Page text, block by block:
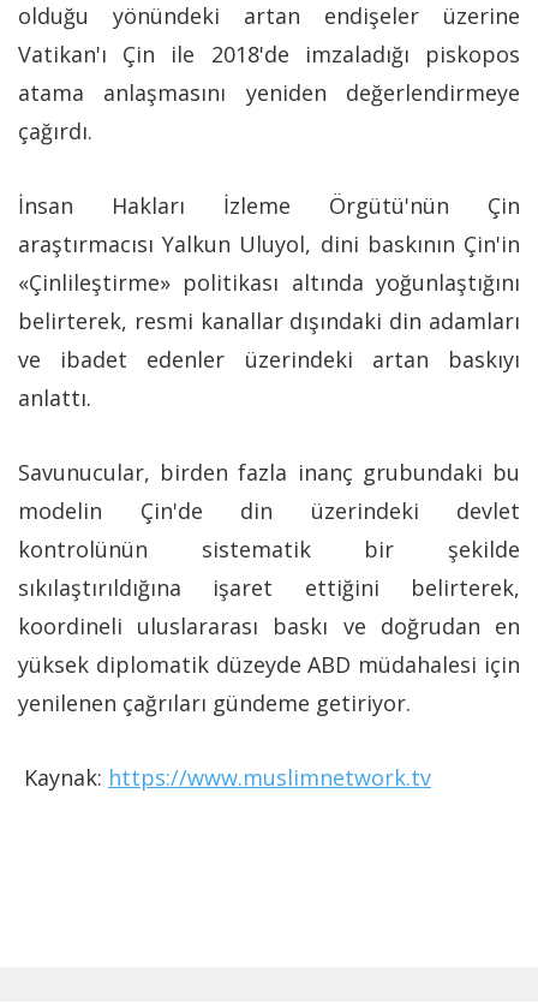
olduğu yönündeki artan endişeler üzerine
Vatikan'ı Çin ile 2018'de imzaladığı piskopos
atama anlaşmasını yeniden değerlendirmeye
çağırdı.
İnsan Hakları İzleme Örgütü'nün Çin
araştırmacısı Yalkun Uluyol, dini baskının Çin'in
«Çinlileştirme» politikası altında yoğunlaştığını
belirterek, resmi kanallar dışındaki din adamları
ve ibadet edenler üzerindeki artan baskıyı
anlattı.
Savunucular, birden fazla inanç grubundaki bu
modelin Çin'de din üzerindeki devlet
kontrolünün sistematik bir şekilde
sıkılaştırıldığına işaret ettiğini belirterek,
koordineli uluslararası baskı ve doğrudan en
yüksek diplomatik düzeyde ABD müdahalesi için
yenilenen çağrıları gündeme getiriyor.
Kaynak: https://www.muslimnetwork.tv